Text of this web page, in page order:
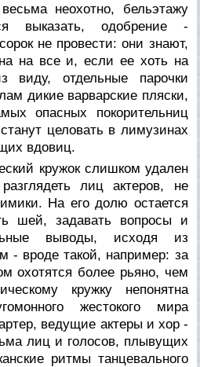
неохотно, бельэтажу
выказать, одобрение -
не провести: они знают,
на все и, если ее хоть на
виду, отдельные парочки
дикие варварские пляски,
опасных покорительниц
целовать в лимузинах
вдовиц.
кружок слишком удален
лиц актеров, не
На его долю остается
шей, задавать вопросы и
выводы, исходя из
- вроде такой, например: за
охотятся более рьяно, чем
кружку непонятна
жестокого мира
ведущие актеры и хор -
лиц и голосов, плывущих
ритмы танцевального